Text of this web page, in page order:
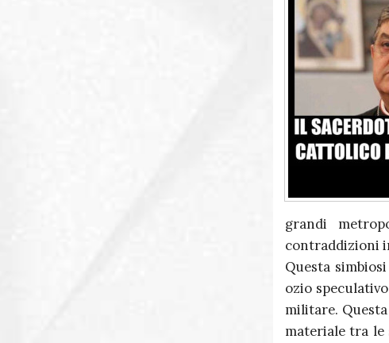
grandi
contraddizioni
Questa
ozio
militare.
materiale tra le